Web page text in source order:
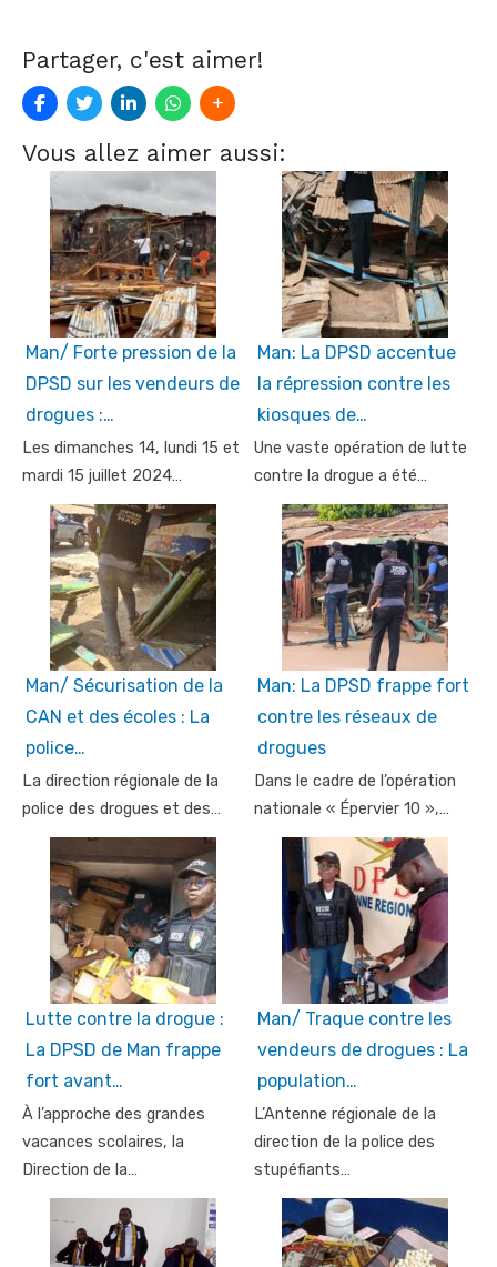
Partager, c'est aimer!
Vous allez aimer aussi:
Man/ Forte pression de la
DPSD sur les vendeurs de
drogues :…
Les dimanches 14, lundi 15 et
mardi 15 juillet 2024…
Man: La DPSD accentue
la répression contre les
kiosques de…
Une vaste opération de lutte
contre la drogue a été…
Man/ Sécurisation de la
CAN et des écoles : La
police…
La direction régionale de la
police des drogues et des…
Man: La DPSD frappe fort
contre les réseaux de
drogues
Dans le cadre de l’opération
nationale « Épervier 10 »,…
Lutte contre la drogue :
La DPSD de Man frappe
fort avant…
À l’approche des grandes
vacances scolaires, la
Direction de la…
Man/ Traque contre les
vendeurs de drogues : La
population…
L’Antenne régionale de la
direction de la police des
stupéfiants…